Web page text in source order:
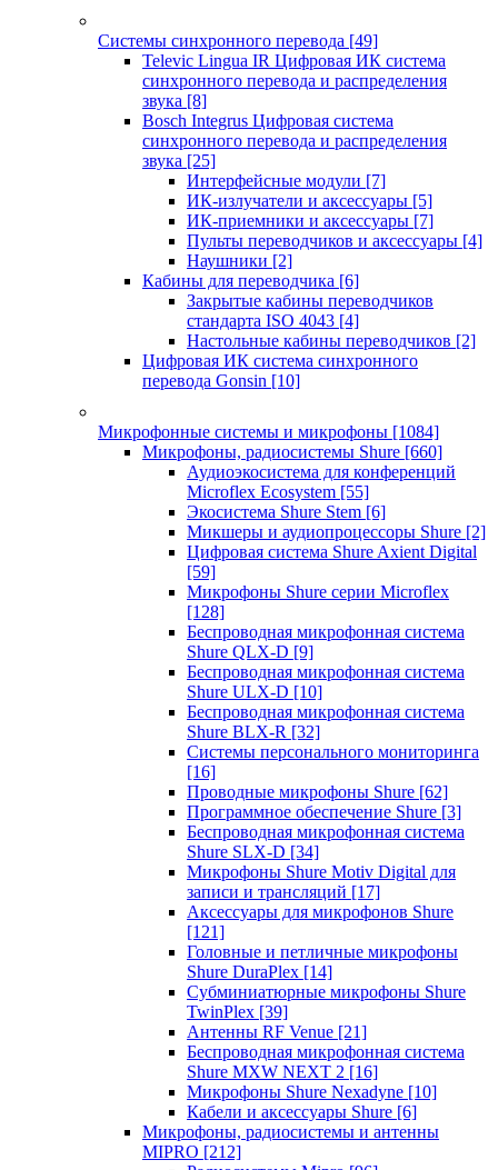
Системы синхронного перевода [49]
Televic Lingua IR Цифровая ИК система
синхронного перевода и распределения
звука [8]
Bosch Integrus Цифровая система
синхронного перевода и распределения
звука [25]
Интерфейсные модули [7]
ИК-излучатели и аксессуары [5]
ИК-приемники и аксессуары [7]
Пульты переводчиков и аксессуары [4]
Наушники [2]
Кабины для переводчика [6]
Закрытые кабины переводчиков
стандарта ISO 4043 [4]
Настольные кабины переводчиков [2]
Цифровая ИК система синхронного
перевода Gonsin [10]
Микрофонные системы и микрофоны [1084]
Микрофоны, радиосистемы Shure [660]
Аудиоэкосистема для конференций
Microflex Ecosystem [55]
Экосистема Shure Stem [6]
Микшеры и аудиопроцессоры Shure [2]
Цифровая система Shure Axient Digital
[59]
Микрофоны Shure серии Microflex
[128]
Беспроводная микрофонная система
Shure QLX-D [9]
Беспроводная микрофонная система
Shure ULX-D [10]
Беспроводная микрофонная система
Shure BLX-R [32]
Системы персонального мониторинга
[16]
Проводные микрофоны Shure [62]
Программное обеспечение Shure [3]
Беспроводная микрофонная система
Shure SLX-D [34]
Микрофоны Shure Motiv Digital для
записи и трансляций [17]
Аксессуары для микрофонов Shure
[121]
Головные и петличные микрофоны
Shure DuraPlex [14]
Субминиатюрные микрофоны Shure
TwinPlex [39]
Антенны RF Venue [21]
Беспроводная микрофонная система
Shure MXW NEXT 2 [16]
Микрофоны Shure Nexadyne [10]
Кабели и аксессуары Shure [6]
Микрофоны, радиосистемы и антенны
MIPRO [212]